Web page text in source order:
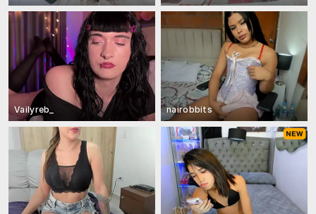
Vailyreb_ nairobbits